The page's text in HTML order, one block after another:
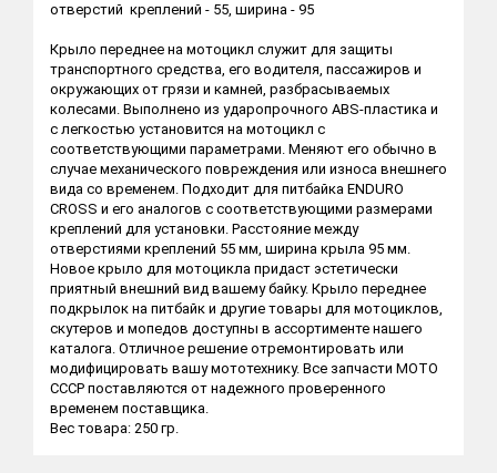
отверстий креплений - 55, ширина - 95
Крыло переднее на мотоцикл служит для защиты
транспортного средства, его водителя, пассажиров и
окружающих от грязи и камней, разбрасываемых
колесами. Выполнено из ударопрочного ABS-пластика и
с легкостью установится на мотоцикл с
соответствующими параметрами. Меняют его обычно в
случае механического повреждения или износа внешнего
вида со временем. Подходит для питбайка ENDURO
CROSS и его аналогов с соответствующими размерами
креплений для установки. Расстояние между
отверстиями креплений 55 мм, ширина крыла 95 мм.
Новое крыло для мотоцикла придаст эстетически
приятный внешний вид вашему байку. Крыло переднее
подкрылок на питбайк и другие товары для мотоциклов,
скутеров и мопедов доступны в ассортименте нашего
каталога. Отличное решение отремонтировать или
модифицировать вашу мототехнику. Все запчасти МОТО
СССР поставляются от надежного проверенного
временем поставщика.
Вес товара: 250 гр.